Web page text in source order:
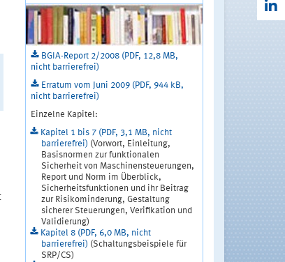
BGIA-Report 2/2008 (PDF, 12,8 MB,
nicht barrierefrei)
Erratum vom Juni 2009 (PDF, 944 kB,
nicht barrierefrei)
Einzelne Kapitel:
Kapitel 1 bis 7 (PDF, 3,1 MB, nicht
barrierefrei) (Vorwort, Einleitung,
Basisnormen zur funktionalen
Sicherheit von Maschinensteuerungen,
Report und Norm im Überblick,
Sicherheitsfunktionen und ihr Beitrag
zur Risikominderung, Gestaltung
sicherer Steuerungen, Verifikation und
Validierung)
Kapitel 8 (PDF, 6,0 MB, nicht
barrierefrei) (Schaltungsbeispiele für
SRP/CS)